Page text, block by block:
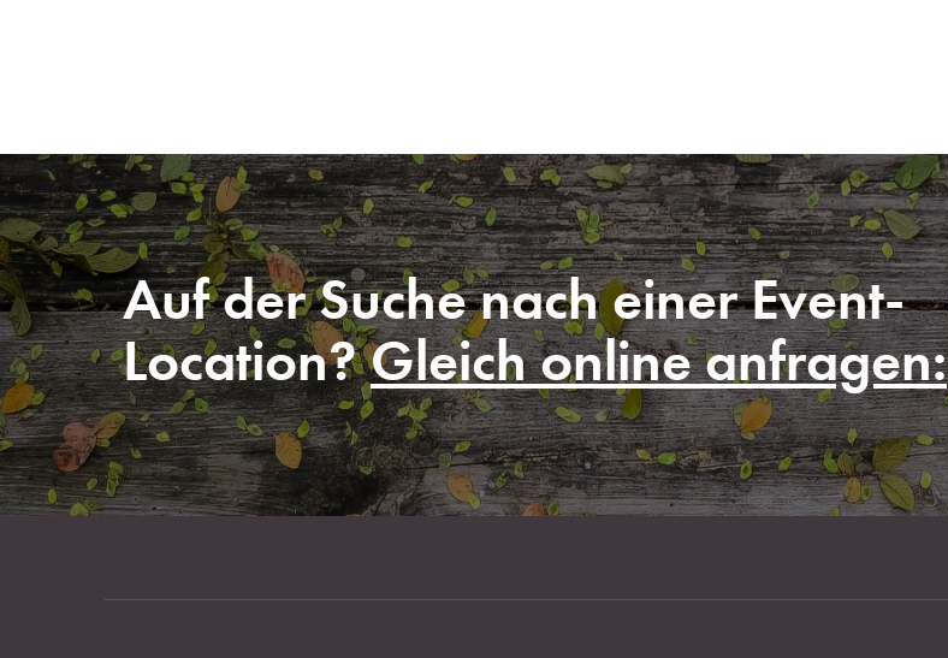
Auf der Suche nach einer Event-
Location?Gleich online anfragen: